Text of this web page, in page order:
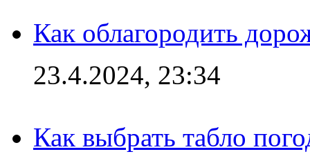
Как облагородить
23.4.2024, 23:34
Как выбрать табло